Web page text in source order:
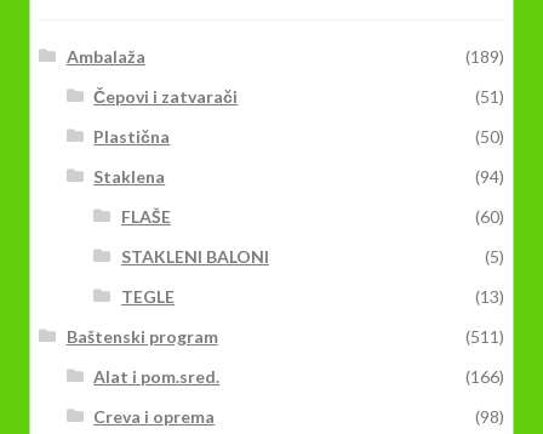
Ambalaža
(189)
Čepovi i zatvarači
(51)
Plastična
(50)
Staklena
(94)
FLAŠE
(60)
STAKLENI BALONI
(5)
TEGLE
(13)
Baštenski program
(511)
Alat i pom.sred.
(166)
Creva i oprema
(98)